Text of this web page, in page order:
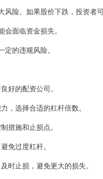
险。如果股价下跌，投资者
面临资金损失。
的违规风险。
好的配资公司。
，选择合适的杠杆倍数。
措施和止损点。
免过度杠杆。
时止损，避免更大的损失。